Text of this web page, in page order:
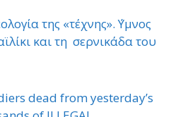
της «τέχνης». ΄Υμνος
και τη σερνικάδα του
dead from yesterday’s